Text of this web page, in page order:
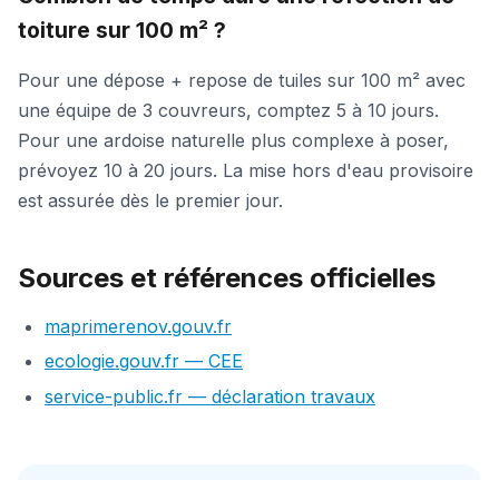
toiture sur 100 m² ?
Pour une dépose + repose de tuiles sur 100 m² avec
une équipe de 3 couvreurs, comptez 5 à 10 jours.
Pour une ardoise naturelle plus complexe à poser,
prévoyez 10 à 20 jours. La mise hors d'eau provisoire
est assurée dès le premier jour.
Sources et références officielles
maprimerenov.gouv.fr
ecologie.gouv.fr — CEE
service-public.fr — déclaration travaux